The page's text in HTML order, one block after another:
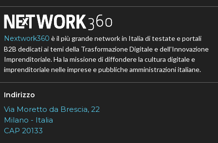
Nextwork360 è il più grande network in Italia di testate e portali
B2B dedicati ai temi della Trasformazione Digitale e dell’Innovazione
Imprenditoriale. Ha la missione di diffondere la cultura digitale e
imprenditoriale nelle imprese e pubbliche amministrazioni italiane.
Indirizzo
Via Moretto da Brescia, 22
Milano - Italia
CAP 20133